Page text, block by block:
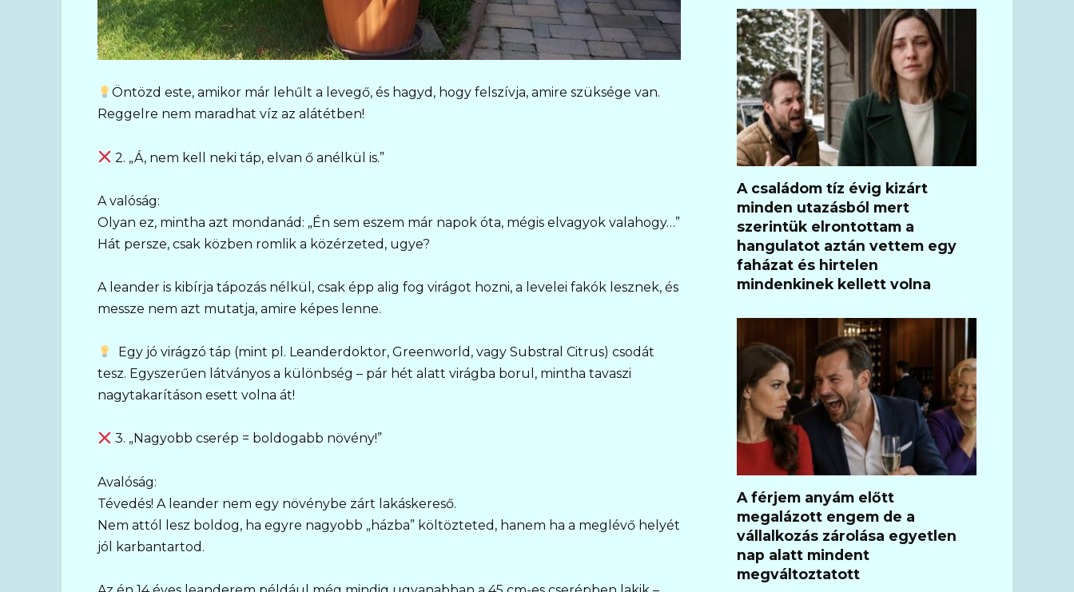
Öntözd este, amikor már lehűlt a levegő, és hagyd, hogy felszívja, amire szüksége van.
Reggelre nem maradhat víz az alátétben!
2. „Á, nem kell neki táp, elvan ő anélkül is.”
A valóság:
Olyan ez, mintha azt mondanád: „Én sem eszem már napok óta, mégis elvagyok valahogy…”
Hát persze, csak közben romlik a közérzeted, ugye?
A leander is kibírja tápozás nélkül, csak épp alig fog virágot hozni, a levelei fakók lesznek, és
messze nem azt mutatja, amire képes lenne.
Egy jó virágzó táp (mint pl. Leanderdoktor, Greenworld, vagy Substral Citrus) csodát
tesz. Egyszerűen látványos a különbség – pár hét alatt virágba borul, mintha tavaszi
nagytakarításon esett volna át!
3. „Nagyobb cserép = boldogabb növény!”
Avalóság:
Tévedés! A leander nem egy növénybe zárt lakáskereső.
Nem attól lesz boldog, ha egyre nagyobb „házba” költözteted, hanem ha a meglévő helyét
jól karbantartod.
A családom tíz évig kizárt
minden utazásból mert
szerintük elrontottam a
hangulatot aztán vettem egy
faházat és hirtelen
mindenkinek kellett volna
A férjem anyám előtt
megalázott engem de a
vállalkozás zárolása egyetlen
nap alatt mindent
megváltoztatott